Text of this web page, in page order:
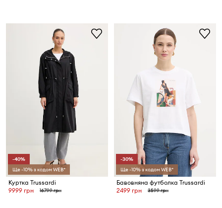
-40%
Ще -10% з кодом WEB*
Куртка Trussardi
9999 грн
16799 грн
-30%
Ще -10% з кодом WEB*
Бавовняна футболка Trussardi
2499 грн
3599 грн